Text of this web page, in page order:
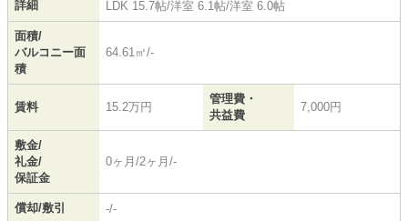
詳細
LDK 15.7帖/洋室 6.1帖/洋室 6.0帖
面積/
バルコニー面
積
64.61㎡/-
賃料 15.2万円
管理費・
共益費
7,000円
敷金/
礼金/
保証金
0ヶ月/2ヶ月/-
償却/敷引 -/-